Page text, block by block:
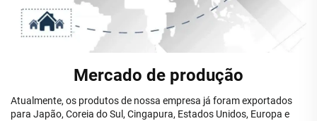
Mercado de produção
Atualmente, os produtos de nossa empresa já foram exportados
para Japão, Coreia do Sul, Cingapura, Estados Unidos, Europa e